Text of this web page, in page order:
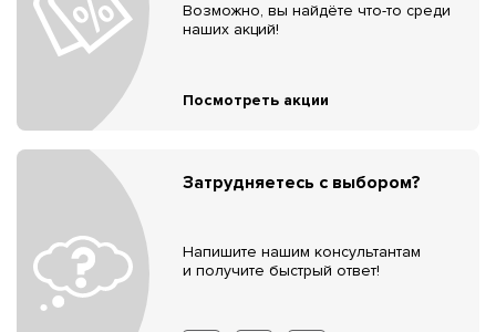
Возможно, вы найдёте что-то среди
наших акций!
Посмотреть акции
Затрудняетесь с выбором?
Напишите нашим консультантам
и получите быстрый ответ!